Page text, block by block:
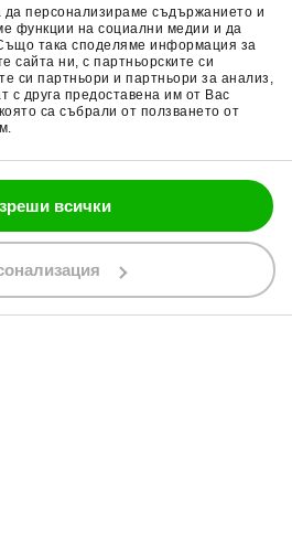
да персонализираме съдържанието и
функции на социални медии и да
така споделяме информация за
сайта ни, с партньорските си
си партньори и партньори за анализ,
с друга предоставена им от Вас
са събрали от ползването от
всички
Раници за мотор
Ръкавици за мотор
Части за мотор